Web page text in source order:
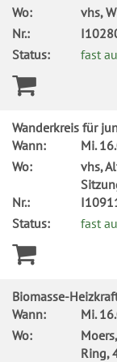
Wo:
vhs,
Nr.:
Status:
fast
Wanderkreis für
Wann:
Mi.
Wo:
vhs,
Nr.:
Status:
fast
Biomasse-
Wann:
Mi.
Wo:
Ring,